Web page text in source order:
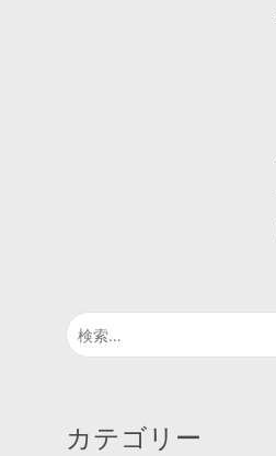
検
索:
カテゴリー